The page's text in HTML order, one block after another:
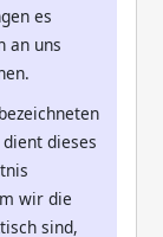
es
an uns
dieses
wir die
sind,